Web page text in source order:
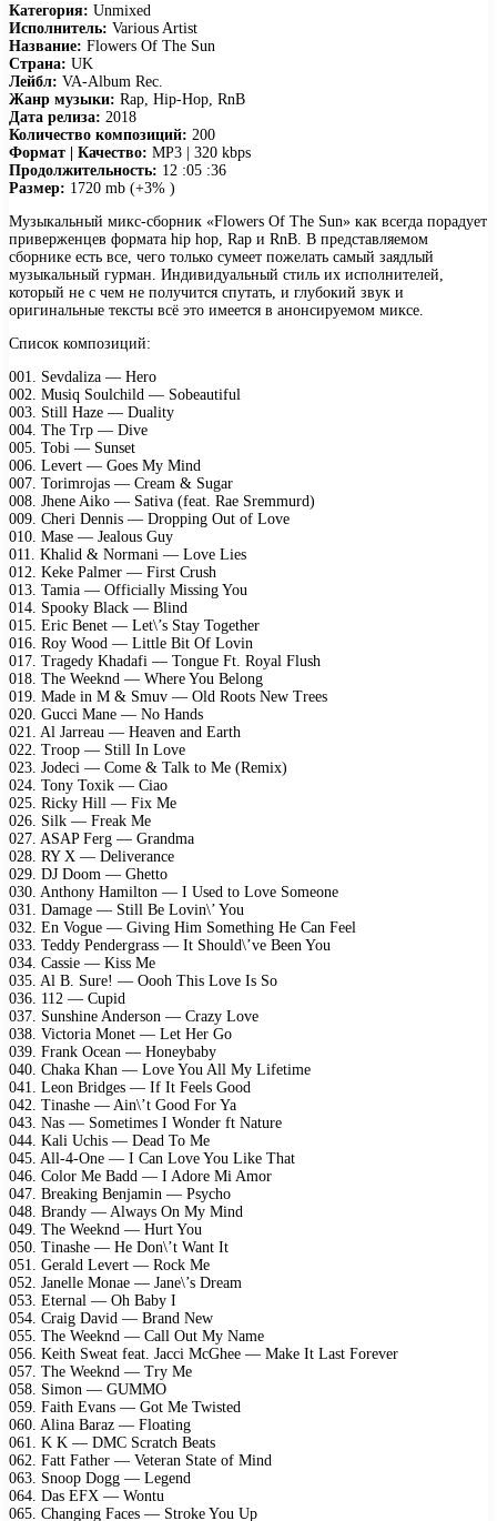
Категория: Unmixed
Исполнитель: Various Artist
Название: Flowers Of The Sun
Страна: UK
Лейбл: VA-Album Rec.
Жанр музыки: Rap, Hip-Hop, RnB
Дата релиза: 2018
Количество композиций: 200
Формат | Качество: MP3 | 320 kbps
Продолжительность: 12 :05 :36
Размер: 1720 mb (+3% )
Музыкальный микс-сборник «Flowers Of The Sun» как всегда порадует
приверженцев формата hip hop, Rap и RnB. В представляемом
сборнике есть все, чего только сумеет пожелать самый заядлый
музыкальный гурман. Индивидуальный стиль их исполнителей,
который не с чем не получится спутать, и глубокий звук и
оригинальные тексты всё это имеется в анонсируемом миксе.
Список композиций:
001. Sevdaliza — Hero
002. Musiq Soulchild — Sobeautiful
003. Still Haze — Duality
004. The Trp — Dive
005. Tobi — Sunset
006. Levert — Goes My Mind
007. Torimrojas — Cream & Sugar
008. Jhene Aiko — Sativa (feat. Rae Sremmurd)
009. Cheri Dennis — Dropping Out of Love
010. Mase — Jealous Guy
011. Khalid & Normani — Love Lies
012. Keke Palmer — First Crush
013. Tamia — Officially Missing You
014. Spooky Black — Blind
015. Eric Benet — Let\’s Stay Together
016. Roy Wood — Little Bit Of Lovin
017. Tragedy Khadafi — Tongue Ft. Royal Flush
018. The Weeknd — Where You Belong
019. Made in M & Smuv — Old Roots New Trees
020. Gucci Mane — No Hands
021. Al Jarreau — Heaven and Earth
022. Troop — Still In Love
023. Jodeci — Come & Talk to Me (Remix)
024. Tony Toxik — Ciao
025. Ricky Hill — Fix Me
026. Silk — Freak Me
027. ASAP Ferg — Grandma
028. RY X — Deliverance
029. DJ Doom — Ghetto
030. Anthony Hamilton — I Used to Love Someone
031. Damage — Still Be Lovin\’ You
032. En Vogue — Giving Him Something He Can Feel
033. Teddy Pendergrass — It Should\’ve Been You
034. Cassie — Kiss Me
035. Al B. Sure! — Oooh This Love Is So
036. 112 — Cupid
037. Sunshine Anderson — Crazy Love
038. Victoria Monet — Let Her Go
039. Frank Ocean — Honeybaby
040. Chaka Khan — Love You All My Lifetime
041. Leon Bridges — If It Feels Good
042. Tinashe — Ain\’t Good For Ya
043. Nas — Sometimes I Wonder ft Nature
044. Kali Uchis — Dead To Me
045. All-4-One — I Can Love You Like That
046. Color Me Badd — I Adore Mi Amor
047. Breaking Benjamin — Psycho
048. Brandy — Always On My Mind
049. The Weeknd — Hurt You
050. Tinashe — He Don\’t Want It
051. Gerald Levert — Rock Me
052. Janelle Monae — Jane\’s Dream
053. Eternal — Oh Baby I
054. Craig David — Brand New
055. The Weeknd — Call Out My Name
056. Keith Sweat feat. Jacci McGhee — Make It Last Forever
057. The Weeknd — Try Me
058. Simon — GUMMO
059. Faith Evans — Got Me Twisted
060. Alina Baraz — Floating
061. K K — DMC Scratch Beats
062. Fatt Father — Veteran State of Mind
063. Snoop Dogg — Legend
064. Das EFX — Wontu
065. Changing Faces — Stroke You Up